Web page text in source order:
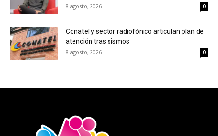
8 agosto, 2026 0
Conatel y sector radiofónico articulan plan de
atención tras sismos
8 agosto, 2026 0